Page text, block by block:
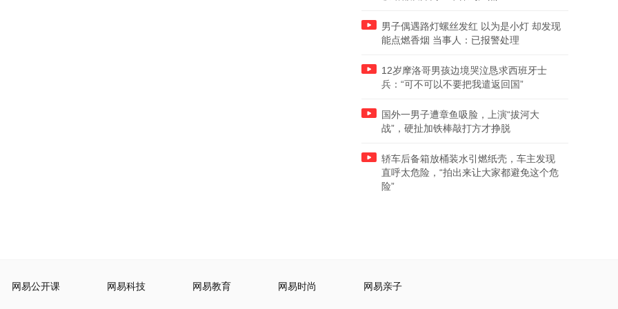
男子偶遇路灯螺丝发红 以为是小灯 却发现
能点燃香烟 当事人：已报警处理
12岁摩洛哥男孩边境哭泣恳求西班牙士
兵：“可不可以不要把我遣返回国”
国外一男子遭章鱼吸脸，上演“拔河大
战”，硬扯加铁棒敲打方才挣脱
轿车后备箱放桶装水引燃纸壳，车主发现
直呼太危险，“拍出来让大家都避免这个危
险”
网易公开课 网易科技 网易教育 网易时尚 网易亲子